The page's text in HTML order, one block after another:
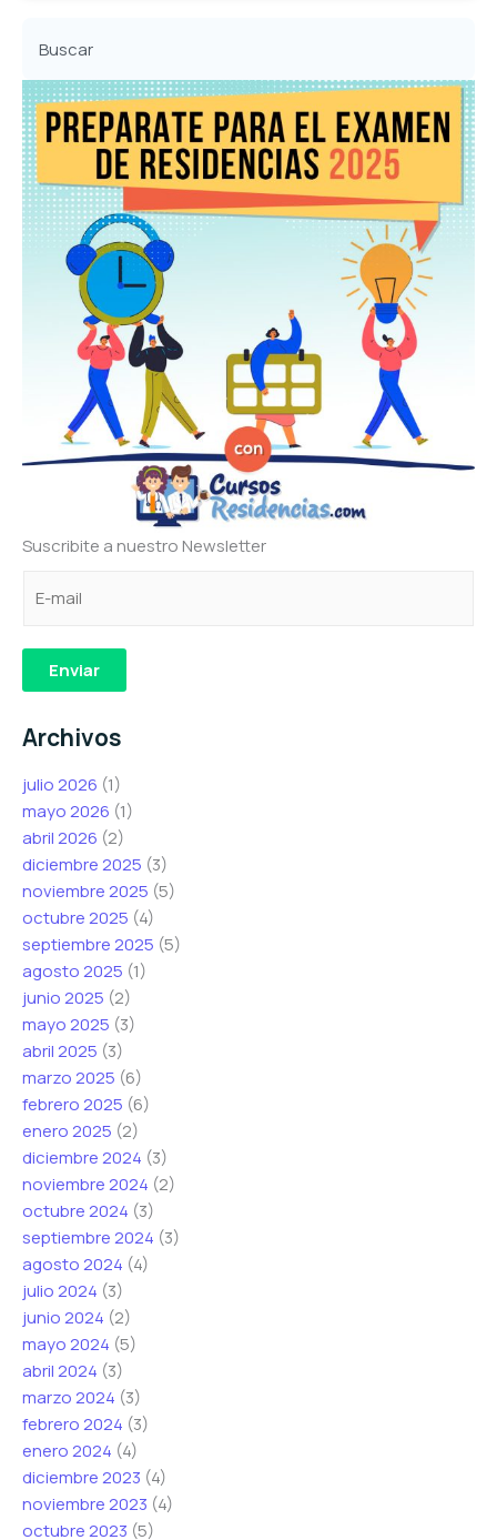
Suscribite a nuestro Newsletter
e
C
r
r
e
o
e
l
e
c
t
r
ó
n
i
c
o
t
ó
i
c
o
C
o
r
r
e
o
e
e
e
c
t
r
ó
n
i
c
o
*
Enviar
Archivos
julio 2026 (1)
mayo 2026 (1)
abril 2026 (2)
diciembre 2025 (3)
noviembre 2025 (5)
octubre 2025 (4)
septiembre 2025 (5)
agosto 2025 (1)
junio 2025 (2)
mayo 2025 (3)
abril 2025 (3)
marzo 2025 (6)
febrero 2025 (6)
enero 2025 (2)
diciembre 2024 (3)
noviembre 2024 (2)
octubre 2024 (3)
septiembre 2024 (3)
agosto 2024 (4)
julio 2024 (3)
junio 2024 (2)
mayo 2024 (5)
abril 2024 (3)
marzo 2024 (3)
febrero 2024 (3)
enero 2024 (4)
diciembre 2023 (4)
noviembre 2023 (4)
octubre 2023 (5)